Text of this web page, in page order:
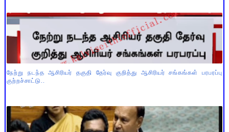
நேற்று நடந்த ஆசிரியர் தகுதி தேர்வு குறித்து ஆசிரியர் சங்கங்கள் பரபரப்பு
குற்றச்சாட்டு..